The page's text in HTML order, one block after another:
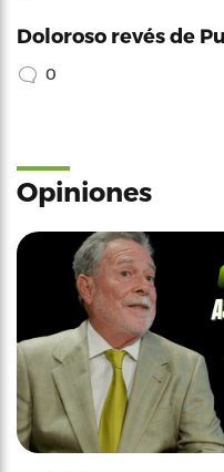
Doloroso revés de
0
Opiniones